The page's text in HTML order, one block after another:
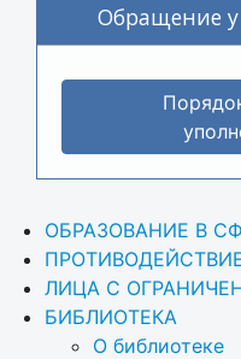
Обращение
ОБРАЗОВАНИЕ В
ЛИЦА С
БИБЛИОТЕКА
О библиотеке